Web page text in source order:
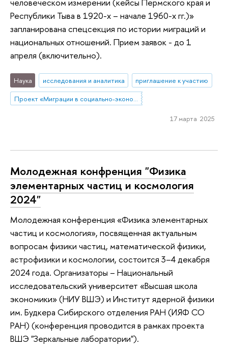
человеческом измерении (кейсы Пермского края и
Республики Тыва в 1920-х – начале 1960-х гг.)»
запланирована спецсекция по истории миграций и
национальных отношений. Прием заявок - до 1
апреля (включительно).
Наука исследования и аналитика
приглашение к участию
17 марта 2025
Молодежная конфренция "Физика
элементарных частиц и космология
2024"
Молодежная конференция «Физика элементарных
частиц и космология», посвященная актуальным
вопросам физики частиц, математической физики,
астрофизики и космологии, состоится 3–4 декабря
2024 года. Организаторы – Национальный
исследовательский университет «Высшая школа
экономики» (НИУ ВШЭ) и Институт ядерной физики
им. Будкера Сибирского отделения РАН (ИЯФ СО
РАН) (конференция проводится в рамках проекта
ВШЭ "Зеркальные лаборатории").